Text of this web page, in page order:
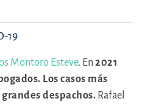
19
Montoro Esteve. En 2021
Los casos más
despachos. Rafael